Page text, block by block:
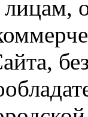
лицам,